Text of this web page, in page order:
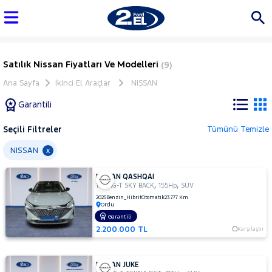
Satılık Nissan Fiyatları Ve Modelleri (9)
Ana Sayfa İkinci El Araçlar NISSAN
Garantili
Tüm
Araçlar
AUDI
BMC
BMW
BYD
Seçili Filtreler Tümünü Temizle
NISSAN x
NISSAN QASHQAI
1.3 DIG-T SKY BACK,155Hp, SUV
2025Benzin_HibritOtomatik23.777 Km
Ordu
2.200.000 TL Karşılaştır
Garantili
NISSAN JUKE